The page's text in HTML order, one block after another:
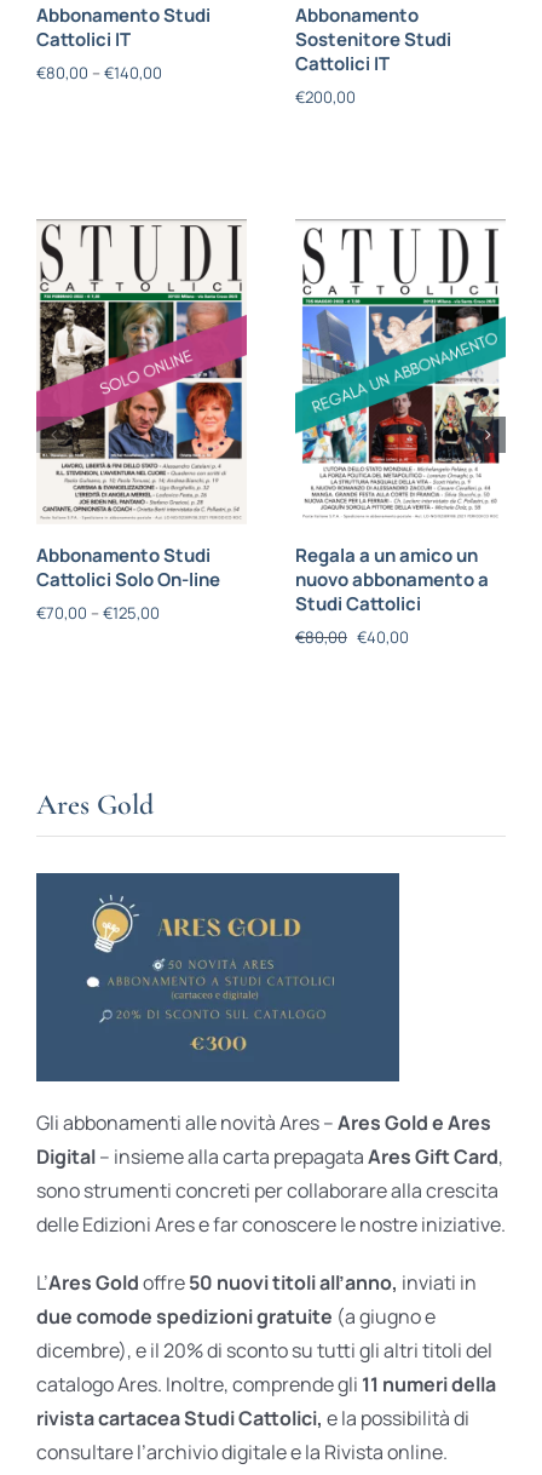
Abbonamento Studi
Cattolici IT
€80,00 – €140,00
Abbonamento
Sostenitore Studi
Cattolici IT
€200,00
Abbonamento Studi
Cattolici Solo On-line
€70,00 – €125,00
Regala a un amico un
nuovo abbonamento a
Studi Cattolici
€80,00 €40,00
Ares Gold
Gli abbonamenti alle novità Ares –Ares Gold e Ares
Digital– insieme alla carta prepagataAres Gift Card,
sono strumenti concreti per collaborare alla crescita
delle Edizioni Ares e far conoscere le nostre iniziative.
L’Ares Goldoffre50 nuovi titoli all’anno, inviati in
due comode spedizioni gratuite (a giugno e
dicembre), e il 20% di sconto su tutti gli altri titoli del
catalogo Ares. Inoltre, comprende gli 11 numeri della
rivista cartacea Studi Cattolici, e la possibilità di
consultare l’archivio digitale e la Rivista online.